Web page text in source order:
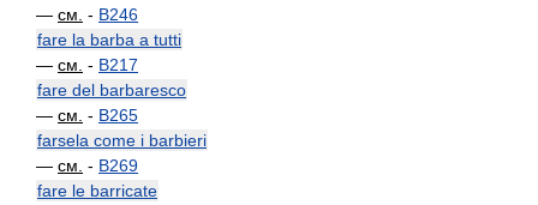
— см. - B246
fare la barba a tutti
— см. - B217
fare del barbaresco
— см. - B265
farsela come i barbieri
— см. - B269
fare le barricate